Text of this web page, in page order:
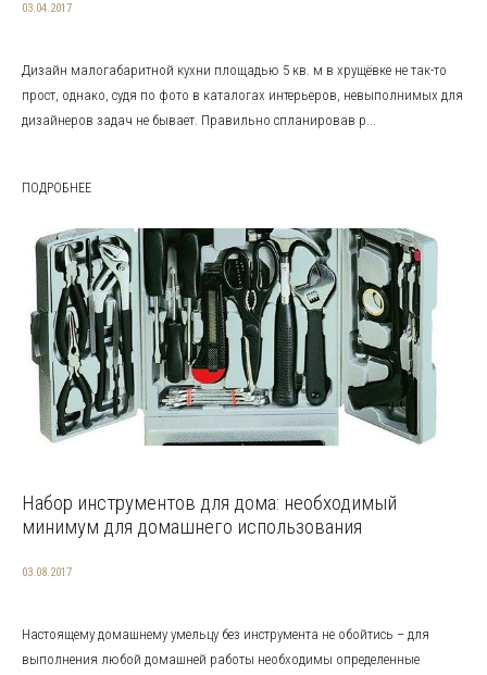
03.04.2017
Дизайн малогабаритной кухни площадью 5 кв. м в хрущёвке не так-то
прост, однако, судя по фото в каталогах интерьеров, невыполнимых для
дизайнеров задач не бывает. Правильно спланировав р...
ПОДРОБНЕЕ
Набор инструментов для дома: необходимый
минимум для домашнего использования
03.08.2017
Настоящему домашнему умельцу без инструмента не обойтись – для
выполнения любой домашней работы необходимы определенные